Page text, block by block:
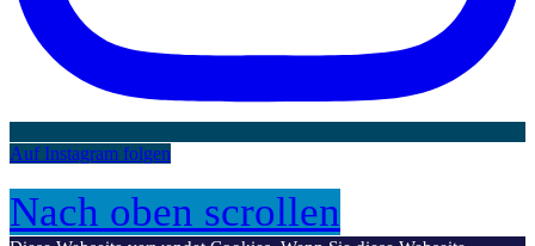
Auf Instagram folgen
Nach oben scrollen